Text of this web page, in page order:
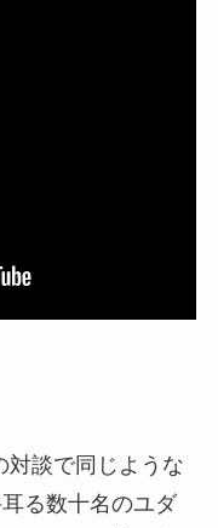
対談で同じような
る数十名のユダ